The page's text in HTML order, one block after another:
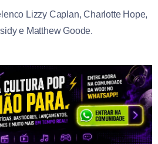
Lizzy Caplan, Charlotte Hope,
e Matthew Goode.